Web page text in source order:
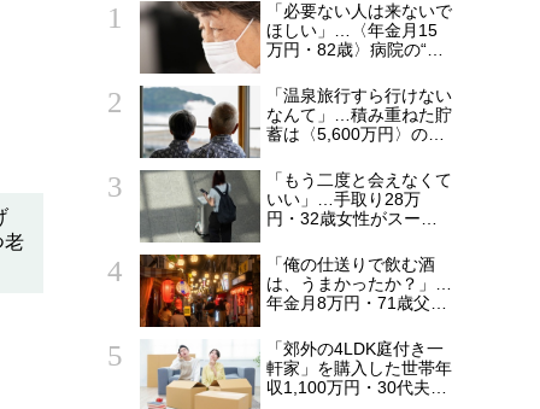
老
「必要ない人は来ないで
ほしい」…〈年金月15
万円・82歳〉病院の“常
られた20代会社員の本
音。それでも通い続ける
理由
「温泉旅行すら行けない
なんて」…積み重ねた貯
蓄は〈5,600万円〉の68
を貯めたはずが「馬鹿だ
った」肩を落とす理由
「もう二度と会えなくて
いい」…手取り28万
円・32歳女性がスーツ
出した日。きっかけは
66歳母の「背筋の凍る
一言」
「俺の仕送りで飲む酒
は、うまかったか？」…
年金月8万円・71歳父を
助〉が途絶えた夜
「郊外の4LDK庭付き一
軒家」を購入した世帯年
収1,100万円・30代夫婦